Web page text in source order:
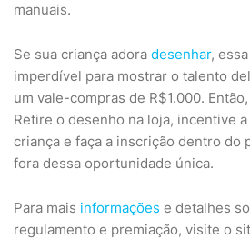
manuais.
Se sua criança adora desenhar,
imperdível para mostrar o talento
um vale-compras de R$1.000.
Retire o desenho na loja, incentive
criança e faça a inscrição dentro do
fora dessa oportunidade única.
Para mais informações e detalhes
regulamento e premiação, visite o